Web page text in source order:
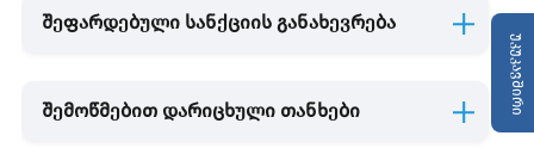
უკუკავშირი
შეფარდებული სანქციის განახევრება
შემოწმებით დარიცხული თანხები